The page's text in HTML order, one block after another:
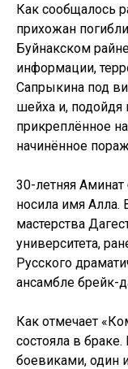
Как сообщалось
прихожан
Буйнакском
информации,
Сапрыкина под
шейха и, подойдя
прикреплённое
начинённое
30-летняя
носила имя Алла.
мастерства
университета,
Русского
ансамбле брейк-
Как отмечает
состояла в
боевиками, один